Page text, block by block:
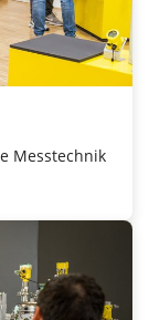
Messtechnik